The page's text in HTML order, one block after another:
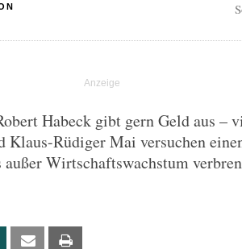
Habeck gibt gern Geld aus –
Rüdiger Mai versuchen
Wirtschaftswachstum
Xing Email